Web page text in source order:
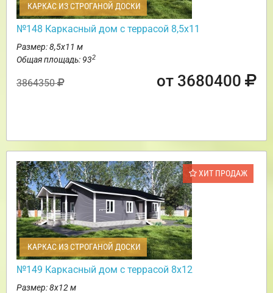
КАРКАС ИЗ СТРОГАНОЙ ДОСКИ
№148 Каркасный дом с террасой 8,5х11
Размер: 8,5х11 м
Общая площадь: 932
3864350 от 3680400
ХИТ ПРОДАЖ
КАРКАС ИЗ СТРОГАНОЙ ДОСКИ
№149 Каркасный дом с террасой 8х12
Размер: 8х12 м